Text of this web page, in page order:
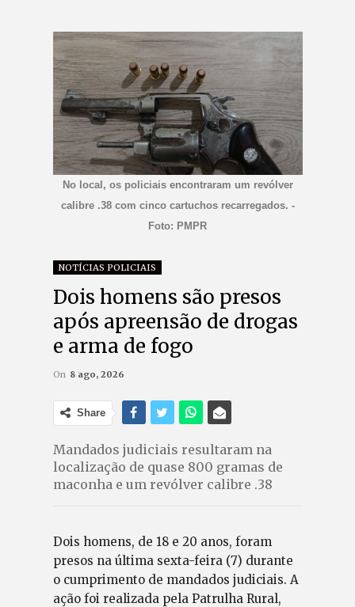
No local, os policiais encontraram um revólver
calibre .38 com cinco cartuchos recarregados. -
Foto: PMPR
NOTÍCIAS POLICIAIS
Dois homens são presos
após apreensão de drogas
e arma de fogo
On 8 ago, 2026
Share
Mandados judiciais resultaram na
localização de quase 800 gramas de
maconha e um revólver calibre .38
Dois homens, de 18 e 20 anos, foram
presos na última sexta-feira (7) durante
o cumprimento de mandados judiciais. A
ação foi realizada pela Patrulha Rural,